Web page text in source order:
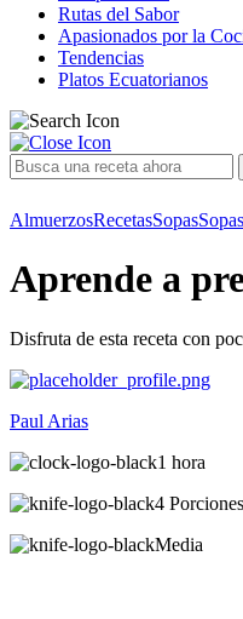
Rutas del Sabor
Apasionados por la
Tendencias
Platos Ecuatorianos
AlmuerzosRecetasSopas
Aprende a
Disfruta de esta receta con
Paul Arias
1 hora
4 Porciones
Media